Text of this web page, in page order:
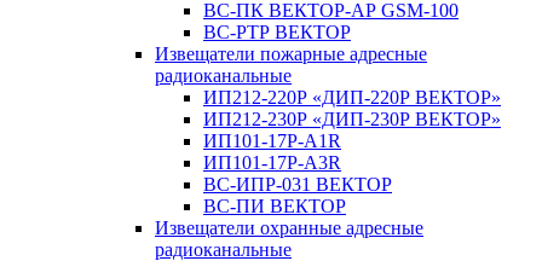
ВС-ПК ВЕКТОР-АР GSM-100
ВС-РТР ВЕКТОР
Извещатели пожарные адресные
радиоканальные
ИП212-220Р «ДИП-220Р ВЕКТОР»
ИП212-230Р «ДИП-230Р ВЕКТОР»
ИП101-17Р-A1R
ИП101-17Р-A3R
ВС-ИПР-031 ВЕКТОР
ВС-ПИ ВЕКТОР
Извещатели охранные адресные
радиоканальные